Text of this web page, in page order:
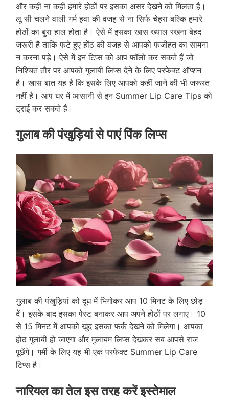
और कहीं ना कहीं हमारे होठों पर इसका असर देखने को मिलता है।
लू सी चलने वाली गर्म हवा की वजह से ना सिर्फ चेहरा बल्कि हमारे
होठों का बुरा हाल होता है। ऐसे में इसका खास ख्याल रखना बेहद
जरूरी है ताकि फटे हुए होंठ की वजह से आपको फजीहत का सामना
न करना पड़े। ऐसे में इन टिप्स को आप फॉलो कर सकते हैं जो
निश्चित तौर पर आपको गुलाबी लिप्स देने के लिए परफेक्ट ऑप्शन
है। खास बात यह है कि इसके लिए आपको कहीं जाने की भी जरूरत
नहीं है। आप घर में आसानी से इन Summer Lip Care Tips को
ट्राई कर सकते हैं।
गुलाब की पंखुड़ियां से पाएं पिंक लिप्स
गुलाब की पंखुड़ियां को दूध में भिगोकर आप 10 मिनट के लिए छोड़
दें। इसके बाद इसका पेस्ट बनाकर आप अपने होठों पर लगाए। 10
से 15 मिनट में आपको खुद इसका फर्क देखने को मिलेगा। आपका
होठ गुलाबी हो जाएगा और मुलायम लिप्स देखकर सब आपसे राज
पूछेंगे। गर्मी के लिए यह भी एक परफेक्ट Summer Lip Care
टिप्स है।
नारियल का तेल इस तरह करें इस्तेमाल